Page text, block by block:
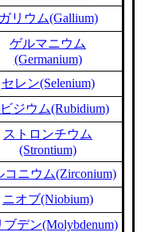
ガリウム(Gallium)
ゲルマニウム
(Germanium)
セレン(Selenium)
ジウム(Rubidium)
ストロンチウム
(Strontium)
コニウム(Zirconium)
ニオブ(Niobium)
ブデン(Molybdenum)